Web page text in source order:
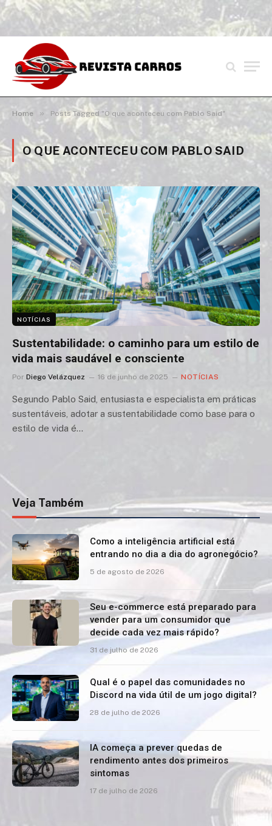
Home » Posts Tagged "O que aconteceu com Pablo Said"
O QUE ACONTECEU COM PABLO SAID
NOTÍCIAS
Sustentabilidade: o caminho para um estilo de
vida mais saudável e consciente
Por Diego Velázquez 16 de junho de 2025 NOTÍCIAS
Segundo Pablo Said, entusiasta e especialista em práticas
sustentáveis, adotar a sustentabilidade como base para o
estilo de vida é…
Veja Também
Como a inteligência artificial está
entrando no dia a dia do agronegócio?
5 de agosto de 2026
Seu e-commerce está preparado para
vender para um consumidor que
decide cada vez mais rápido?
31 de julho de 2026
Qual é o papel das comunidades no
Discord na vida útil de um jogo digital?
28 de julho de 2026
IA começa a prever quedas de
rendimento antes dos primeiros
sintomas
17 de julho de 2026